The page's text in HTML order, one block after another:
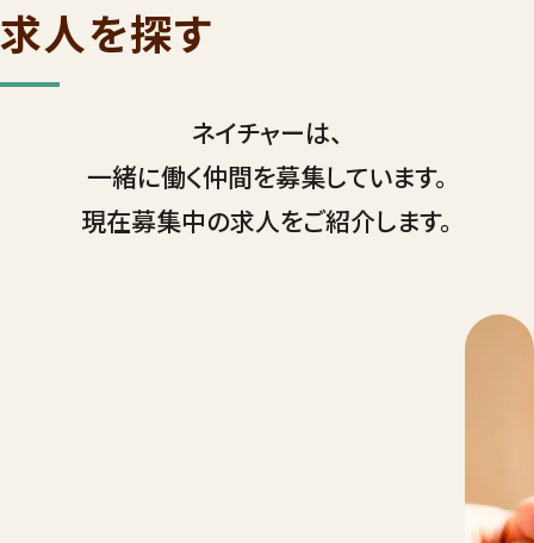
求人を探す
ネイチャーは、
一緒に働く仲間を募集しています。
現在募集中の求人をご紹介します。